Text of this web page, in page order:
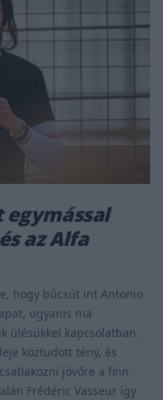
az Alfa
hogy búcsút int Antonio
ugyanis ma
ülésükkel kapcsolatban.
köztudott tény, és
jövőre a finn
Frédéric Vasseur így